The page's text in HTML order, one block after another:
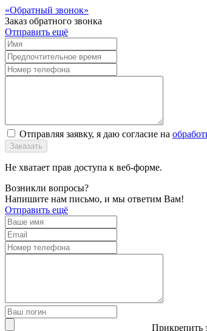
Обратный звонок
Заказ обратного звонка
Отправить ещё
Отправляя заявку, я даю согласие на
Заказать
Не хватает прав доступа к веб-форме.
Возникли вопросы?
Напишите нам письмо, и мы ответим Вам!
Отправить ещё
Прикрепить